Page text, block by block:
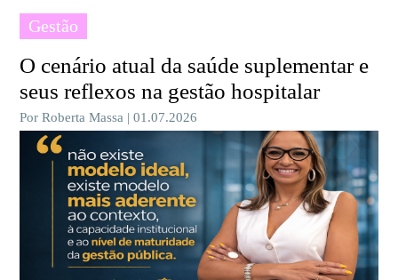
Gestão
O cenário atual da saúde suplementar e
seus reflexos na gestão hospitalar
Por Roberta Massa | 01.07.2026